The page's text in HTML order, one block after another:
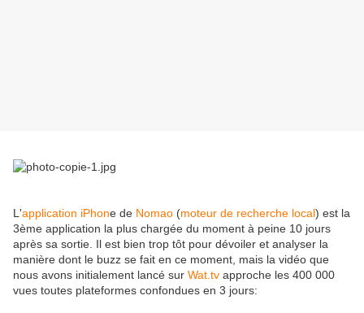
L'application iPhone de Nomao (moteur de recherche local) est la
3ème application la plus chargée du moment à peine 10 jours
après sa sortie. Il est bien trop tôt pour dévoiler et analyser la
manière dont le buzz se fait en ce moment, mais la vidéo que
nous avons initialement lancé sur Wat.tv approche les 400 000
vues toutes plateformes confondues en 3 jours: